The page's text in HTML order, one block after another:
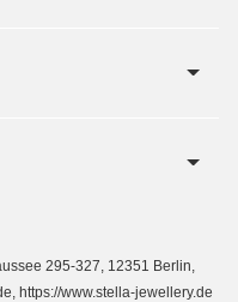
295-327, 12351 Berlin,
https://www.stella-jewellery.de